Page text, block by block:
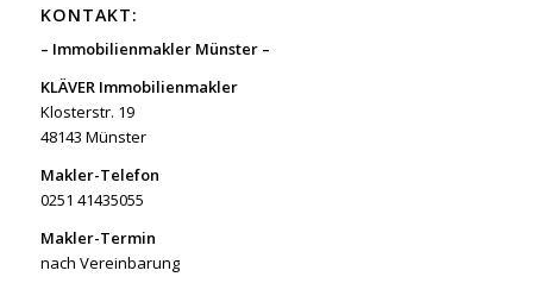
KONTAKT:
– Immobilienmakler Münster –
KLÄVER Immobilienmakler
Klosterstr. 19
48143 Münster
Makler-Telefon
0251 41435055
Makler-Termin
nach Vereinbarung